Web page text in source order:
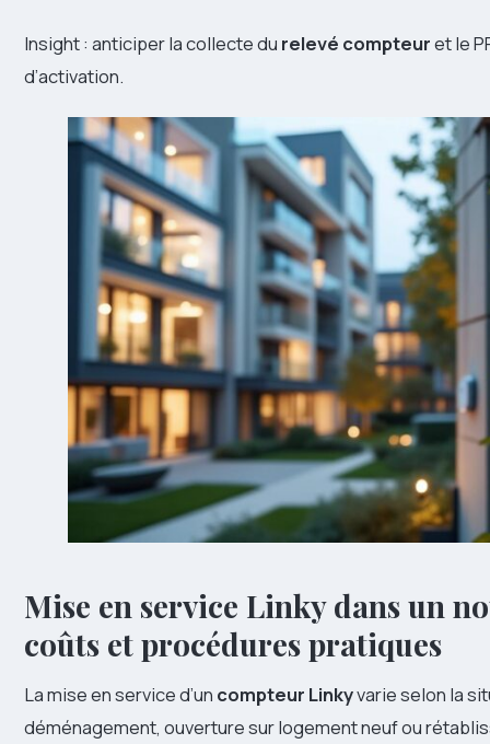
Insight : anticiper la collecte du relevé compteuret le
d’activation.
Mise en service Linky dans un
coûts et procédures pratiques
La mise en service d’un compteur Linkyvarie selon la
déménagement, ouverture sur logement neuf ou